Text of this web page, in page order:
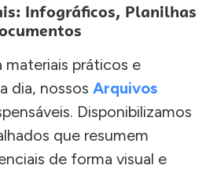
Infográficos, Planilhas
materiais práticos e
dia, nossos Arquivos
Disponibilizamos
que resumem
de forma visual e